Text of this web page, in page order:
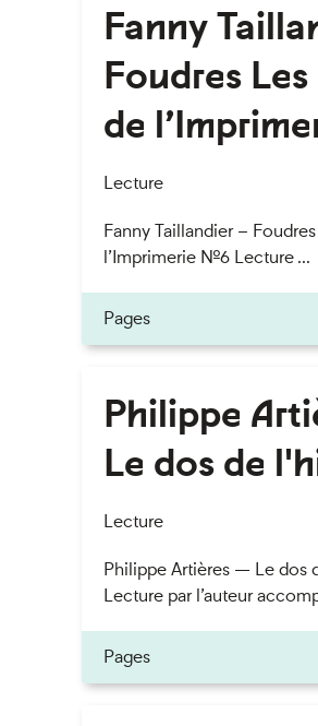
Fanny
Foudres
de
Lecture
Fanny Taillandier –
l’Imprimerie n°6 Lecture ...
Pages
Philippe
Le dos de
Lecture
Philippe Artières — Le dos
Lecture par l’auteur
Pages